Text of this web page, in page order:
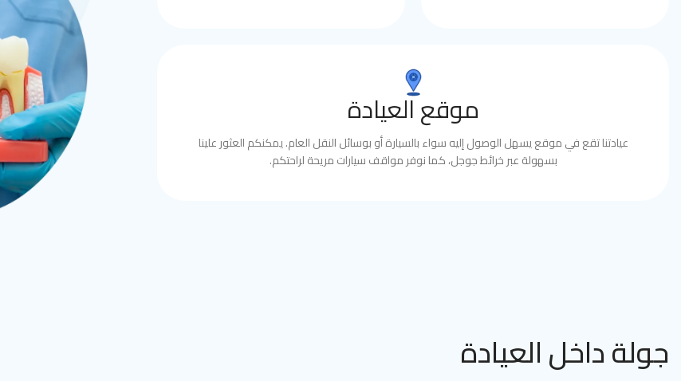
موقع العيادة
عيادتنا تقع في موقع يسهل الوصول إليه سواء بالسيارة أو بوسائل النقل العام. يمكنكم العثور علينا
بسهولة عبر خرائط جوجل، كما نوفر مواقف سيارات مريحة لراحتكم.
جولة داخل العيادة